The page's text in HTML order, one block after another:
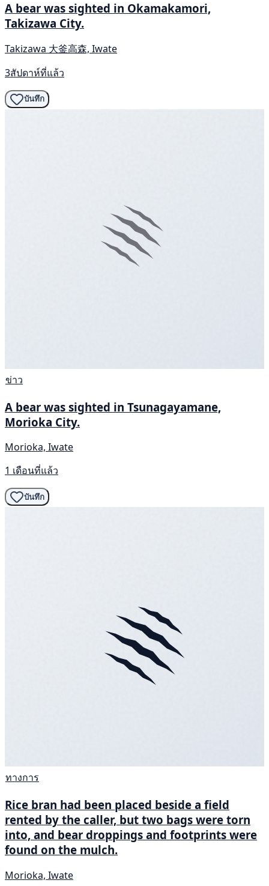
A bear was sighted in Okamakamori,
Takizawa City.
Takizawa 大釜高森, Iwate
3สัปดาห์ที่แล้ว
บันทึก
ข่าว
A bear was sighted in Tsunagayamane,
Morioka City.
Morioka, Iwate
1 เดือนที่แล้ว
บันทึก
ทางการ
Rice bran had been placed beside a field
rented by the caller, but two bags were torn
into, and bear droppings and footprints were
found on the mulch.
Morioka, Iwate